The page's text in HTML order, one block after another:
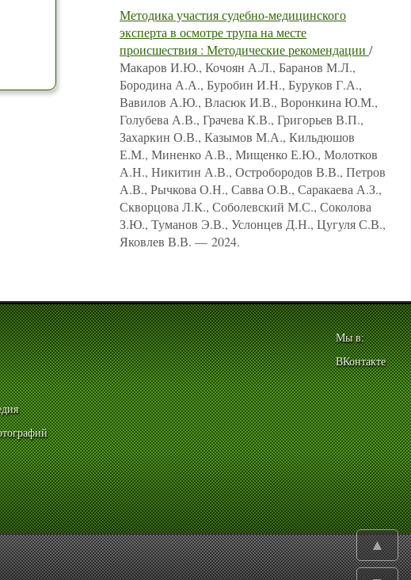
Методика участия судебно-медицинского
эксперта в осмотре трупа на месте
происшествия : Методические рекомендации /
Макаров И.Ю., Кочоян А.Л., Баранов М.Л.,
Бородина А.А., Буробин И.Н., Буруков Г.А.,
Вавилов А.Ю., Власюк И.В., Воронкина Ю.М.,
Голубева А.В., Грачева К.В., Григорьев В.П.,
Захаркин О.В., Казымов М.А., Кильдюшов
Е.М., Миненко А.В., Мищенко Е.Ю., Молотков
А.Н., Никитин А.В., Остробородов В.В., Петров
А.В., Рычкова О.Н., Савва О.В., Саракаева А.З.,
Скворцова Л.К., Соболевский М.С., Соколова
З.Ю., Туманов Э.В., Услонцев Д.Н., Цугуля С.В.,
Яковлев В.В. — 2024.
Мы в:
ВКонтакте
▲